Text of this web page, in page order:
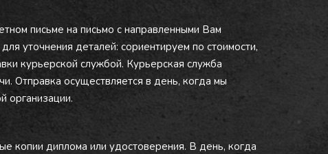
письме на письмо с направленными Вам
уточнения деталей: сориентируем по стоимости,
курьерской службой. Курьерская служба
Отправка осуществляется в день, когда мы
организации.
копии диплома или удостоверения. В день, когда